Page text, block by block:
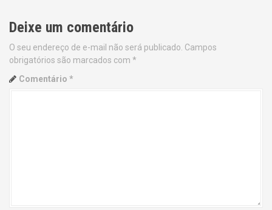
t
n
a
Deixe um comentário
O seu endereço de e-mail não será publicado. Campos
obrigatórios são marcados com *
Comentário *